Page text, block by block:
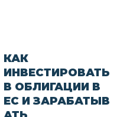
КАК
ИНВЕСТИРОВАТЬ
В ОБЛИГАЦИИ В
ЕС И ЗАРАБАТЫВ